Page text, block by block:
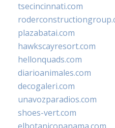
tsecincinnati.com
plazabatai.com
hawkscayresort.com
hellonquads.com
diarioanimales.com
decogaleri.com
unavozparadios.com
shoes-vert.com